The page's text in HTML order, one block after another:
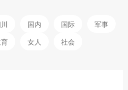
国内 国际
军事
女人 社会